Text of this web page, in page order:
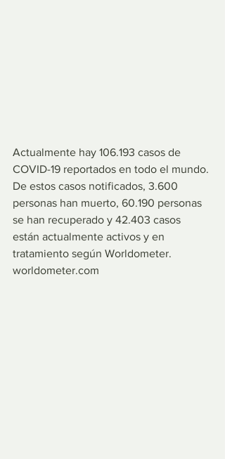
Actualmente hay 106.193 casos de
COVID-19 reportados en todo el mundo.
De estos casos notificados, 3.600
personas han muerto, 60.190 personas
se han recuperado y 42.403 casos
están actualmente activos y en
tratamiento según Worldometer.
worldometer.com